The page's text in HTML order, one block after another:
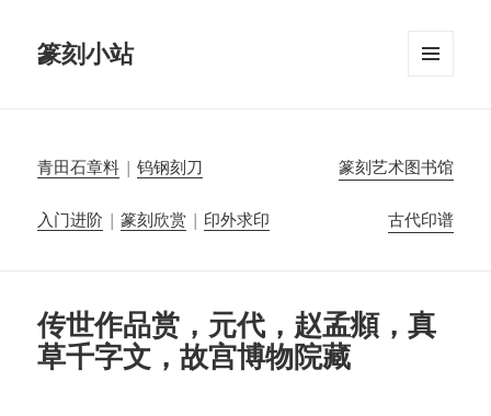
篆刻小站
青田石章料 |钨钢刻刀 篆刻艺术图书馆
入门进阶 |篆刻欣赏 | 印外求印 古代印谱
传世作品赏，元代，赵孟頫，真
草千字文，故宫博物院藏